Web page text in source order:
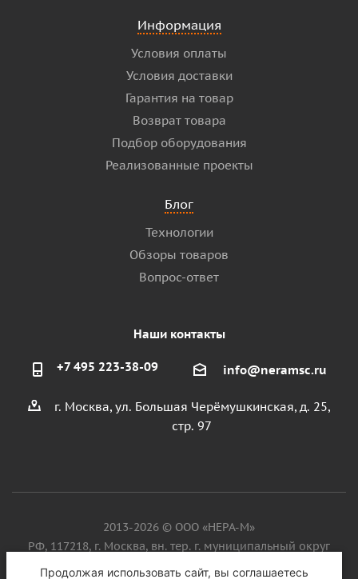
Информация
Условия оплаты
Условия доставки
Гарантия на товар
Возврат товара
Подбор оборудования
Реализованные проекты
Блог
Технологии
Обзоры товаров
Вопрос-ответ
Наши контакты
+7 495 223-38-09 info@neramsc.ru
г. Москва, ул. Большая Черёмушкинская, д. 25,
стр. 97
2013-2026 © ООО «НЕРА-М»
РФ, 117218, г. Москва, вн. тер. г. муниципальный округ
Котловка, ул. Большая Черёмушкинская, д. 25, стр. 97, ИНН
Продолжая использовать сайт, вы соглашаетесь